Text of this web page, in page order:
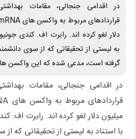
در اقدامی جنجالی، مقامات
دلار لغو کرده اند. رابرت اف. کندی
به لیستی از تحقیقاتی که از سوی
گرفته است، مدعی شده که این واکسن ها
در اقدامی جنجالی، مقامات
میلیون دلار لغو کرده اند. رابرت اف.
با استناد به لیستی از تحقیقاتی که